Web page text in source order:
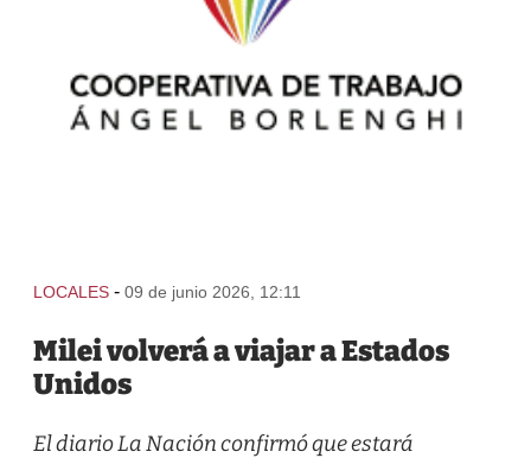
LOCALES - 09 de junio 2026, 12:11
Milei volverá a viajar a Estados
Unidos
El diario La Nación confirmó que estará